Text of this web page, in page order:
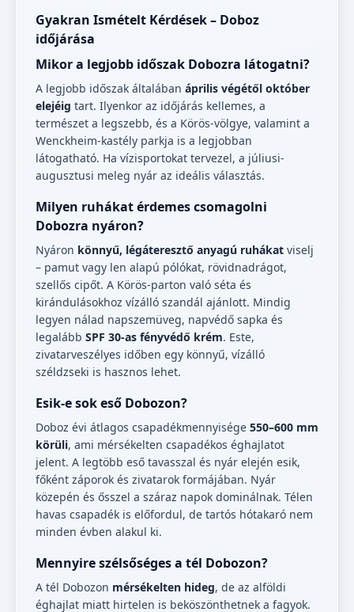
Gyakran Ismételt Kérdések – Doboz
időjárása
Mikor a legjobb időszak Dobozra látogatni?
A legjobb időszak általában április végétől október
elejéig tart. Ilyenkor az időjárás kellemes, a
természet a legszebb, és a Körös-völgye, valamint a
Wenckheim-kastély parkja is a legjobban
látogatható. Ha vízisportokat tervezel, a júliusi-
augusztusi meleg nyár az ideális választás.
Milyen ruhákat érdemes csomagolni
Dobozra nyáron?
Nyáron könnyű, légáteresztő anyagú ruhákat viselj
– pamut vagy len alapú pólókat, rövidnadrágot,
szellős cipőt. A Körös-parton való séta és
kirándulásokhoz vízálló szandál ajánlott. Mindig
legyen nálad napszemüveg, napvédő sapka és
legalább SPF 30-as fényvédő krém. Este,
zivatarveszélyes időben egy könnyű, vízálló
széldzseki is hasznos lehet.
Esik-e sok eső Dobozon?
Doboz évi átlagos csapadékmennyisége 550–600 mm
körüli, ami mérsékelten csapadékos éghajlatot
jelent. A legtöbb eső tavasszal és nyár elején esik,
főként záporok és zivatarok formájában. Nyár
közepén és ősszel a száraz napok dominálnak. Télen
havas csapadék is előfordul, de tartós hótakaró nem
minden évben alakul ki.
Mennyire szélsőséges a tél Dobozon?
A tél Dobozon mérsékelten hideg, de az alföldi
éghajlat miatt hirtelen is beköszönthetnek a fagyok.